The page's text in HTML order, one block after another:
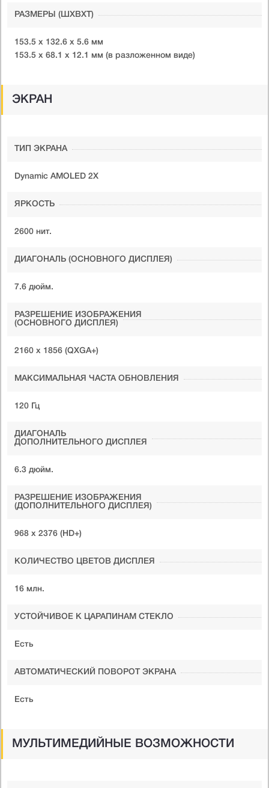
РАЗМЕРЫ (ШXВXТ)
153.5 x 132.6 x 5.6 мм
153.5 x 68.1 x 12.1 мм (в разложенном виде)
ЭКРАН
ТИП ЭКРАНА
Dynamic AMOLED 2X
ЯРКОСТЬ
2600 нит.
ДИАГОНАЛЬ (ОСНОВНОГО ДИСПЛЕЯ)
7.6 дюйм.
РАЗРЕШЕНИЕ ИЗОБРАЖЕНИЯ
(ОСНОВНОГО ДИСПЛЕЯ)
2160 x 1856 (QXGA+)
МАКСИМАЛЬНАЯ ЧАСТА ОБНОВЛЕНИЯ
120 Гц
ДИАГОНАЛЬ
ДОПОЛНИТЕЛЬНОГО ДИСПЛЕЯ
6.3 дюйм.
РАЗРЕШЕНИЕ ИЗОБРАЖЕНИЯ
(ДОПОЛНИТЕЛЬНОГО ДИСПЛЕЯ)
968 x 2376 (HD+)
КОЛИЧЕСТВО ЦВЕТОВ ДИСПЛЕЯ
16 млн.
УСТОЙЧИВОЕ К ЦАРАПИНАМ СТЕКЛО
Есть
АВТОМАТИЧЕСКИЙ ПОВОРОТ ЭКРАНА
Есть
МУЛЬТИМЕДИЙНЫЕ ВОЗМОЖНОСТИ